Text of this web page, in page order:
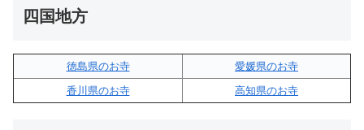
四国地方
徳島県のお寺
愛媛県のお寺
香川県のお寺
高知県のお寺